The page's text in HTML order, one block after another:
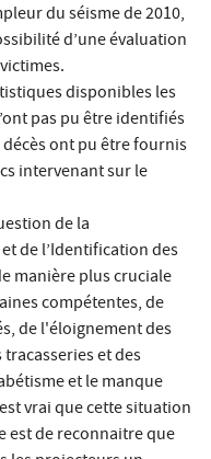
du séisme de 2010,
d’une évaluation
disponibles les
pas pu être identifiés
décès ont pu être fournis
intervenant sur le
de la
de l’Identification des
manière plus cruciale
compétentes, de
de l'éloignement des
et des
et le manque
vrai que cette situation
est de reconnaitre que